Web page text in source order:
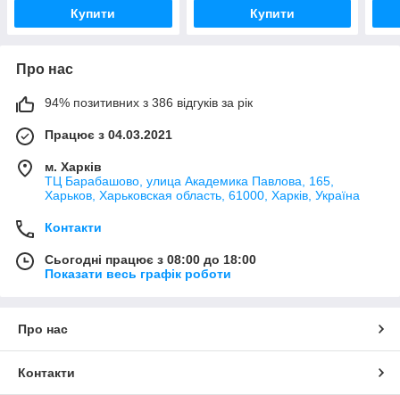
Купити Купити
Про нас
94% позитивних з 386 відгуків за рік
Працює з 04.03.2021
м. Харків
ТЦ Барабашово, улица Академика Павлова, 165,
Харьков, Харьковская область, 61000, Харків, Україна
Контакти
Сьогодні працює з 08:00 до 18:00
Показати весь графік роботи
Про нас
Контакти